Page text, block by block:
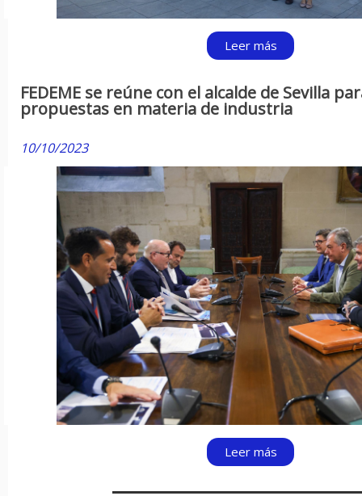
Leer más
FEDEME se reúne con el alcalde de Sevilla
propuestas en materia de industria
10/10/2023
Leer más